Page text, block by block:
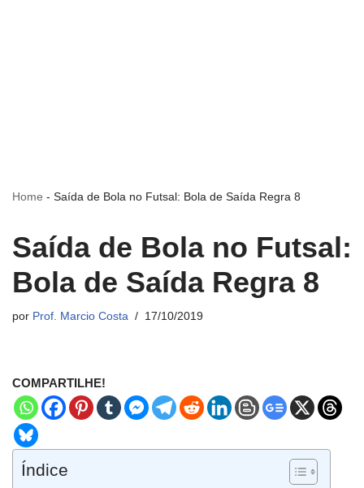
Home - Saída de Bola no Futsal: Bola de Saída Regra 8
Saída de Bola no Futsal:
Bola de Saída Regra 8
por Prof. Marcio Costa 17/10/2019
COMPARTILHE!
Índice